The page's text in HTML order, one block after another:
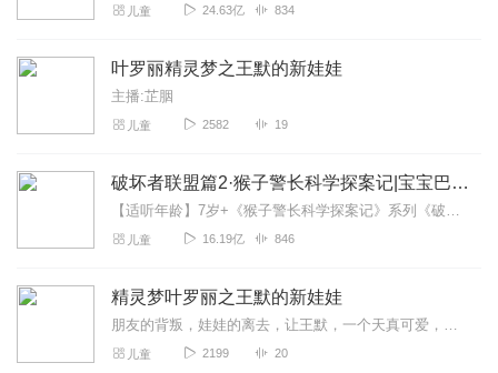
王默人设写崩了， 真的太离谱了。没有针对主播的意思，不
2021-09-13
桂瑜小姐
2022-02-26 1
Zz7001
2022-02-23
谐怅
儿童 24.63亿 834
叶罗丽精灵梦之王默的新娃娃
主播:芷胭
儿童 2582 19
破坏者联盟篇2·猴子警长科学探案记|宝宝巴士故事
【适听年龄】7岁+《猴子警长科学探案记》系列《破坏者联盟篇1·猴子警长科学探案记》>>>《破坏者联盟篇2·猴子警长科学探案记》>>>《破坏者联盟篇3·猴子警长科...
儿童 16.19亿 846
精灵梦叶罗丽之王默的新娃娃
朋友的背叛，娃娃的离去，让王默，一个天真可爱，十分平凡的女孩逐渐坠落
儿童 2199 20